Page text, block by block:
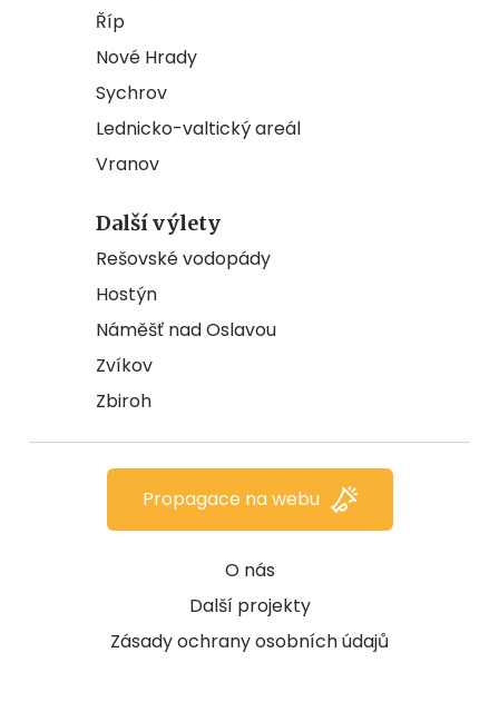
Říp
Nové Hrady
Sychrov
Lednicko-valtický areál
Vranov
Další výlety
Rešovské vodopády
Hostýn
Náměšť nad Oslavou
Zvíkov
Zbiroh
O nás
Další projekty
Zásady ochrany osobních údajů
Propagace na webu